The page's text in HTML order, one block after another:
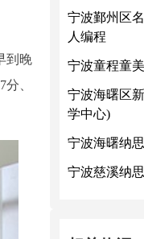
到晚
、
宁波鄞州区
人编程
宁波童程童
宁波海曙区
学中心)
宁波海曙纳
宁波慈溪纳